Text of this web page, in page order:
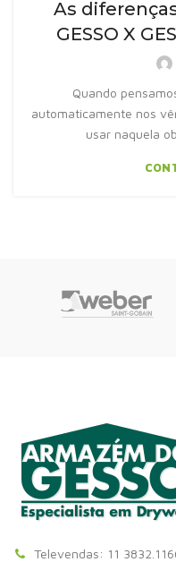
As
GESSO X
Quando
automaticamente nos
usar naquela
Televendas: 11